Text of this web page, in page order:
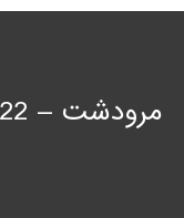
مرودشت – 22 بهمن شمالی